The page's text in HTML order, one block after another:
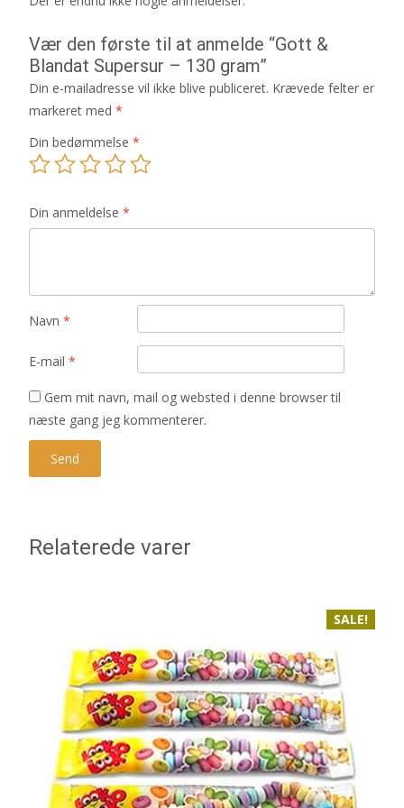
Vær den første til at anmelde “Gott &
Blandat Supersur – 130 gram”
Din e-mailadresse vil ikke blive publiceret. Krævede felter er
markeret med *
Din bedømmelse *
Din anmeldelse *
Navn *
E-mail *
Gem mit navn, mail og websted i denne browser til
næste gang jeg kommenterer.
Relaterede varer
SALE!